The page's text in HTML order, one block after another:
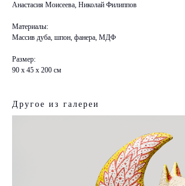
Анастасия Моисеева, Николай Филиппов
Материалы:
Массив дуба, шпон, фанера, МДФ
Размер:
90 х 45 х 200 см
Другое из галереи